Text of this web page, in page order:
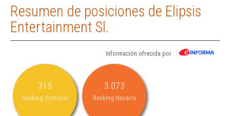
Resumen de posiciones de Elipsis
Entertainment Sl.
Información ofrecida por
315
Ranking Sectorial
3.073
Ranking Navarra